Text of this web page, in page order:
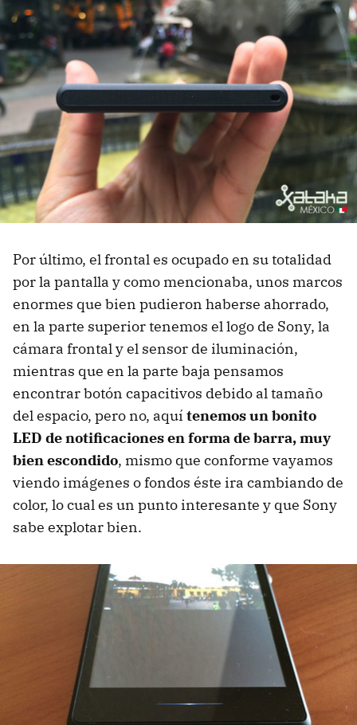
Por último, el frontal es ocupado en su totalidad
por la pantalla y como mencionaba, unos marcos
enormes que bien pudieron haberse ahorrado,
en la parte superior tenemos el logo de Sony, la
cámara frontal y el sensor de iluminación,
mientras que en la parte baja pensamos
encontrar botón capacitivos debido al tamaño
del espacio, pero no, aquí tenemos un bonito
LED de notificaciones en forma de barra, muy
bien escondido, mismo que conforme vayamos
viendo imágenes o fondos éste ira cambiando de
color, lo cual es un punto interesante y que Sony
sabe explotar bien.